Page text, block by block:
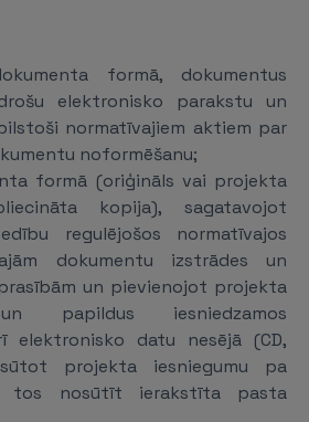
formā, dokumentus
elektronisko parakstu un
normatīvajiem aktiem par
noformēšanu;
formā (oriģināls vai projekta
kopija), sagatavojot
regulējošos normatīvajos
dokumentu izstrādes un
un pievienojot projekta
papildus iesniedzamos
elektronisko datu nesējā (CD,
projekta iesniegumu pa
tos nosūtīt ierakstīta pasta